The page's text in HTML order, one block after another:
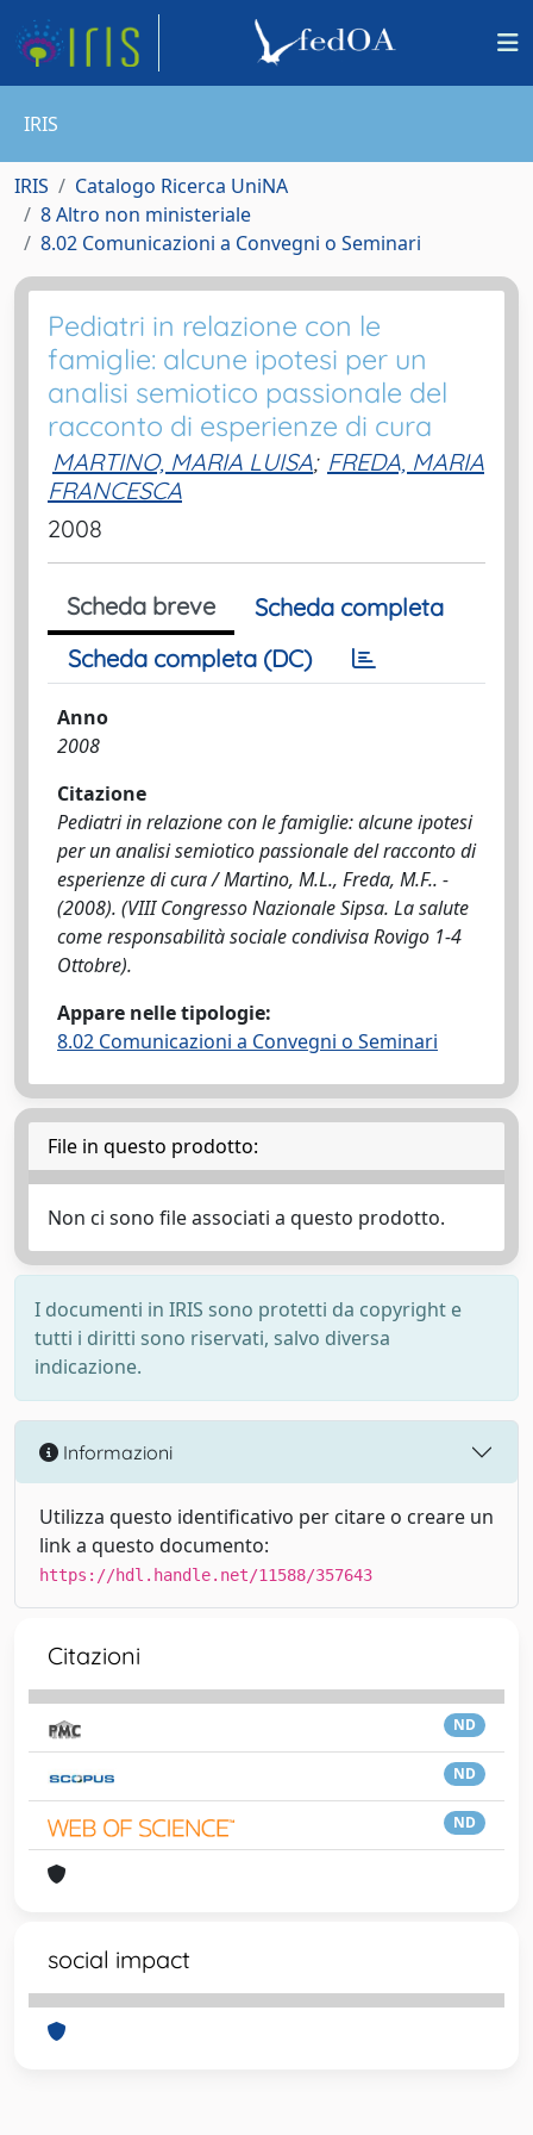
IRIS
IRIS
Catalogo Ricerca UniNA
8 Altro non ministeriale
8.02 Comunicazioni a Convegni o Seminari
Pediatri in relazione con le
famiglie: alcune ipotesi per un
analisi semiotico passionale del
racconto di esperienze di cura
MARTINO, MARIA LUISA; FREDA, MARIA
FRANCESCA
2008
Scheda breve
Scheda completa
Scheda completa (DC)
Anno
2008
Citazione
Pediatri in relazione con le famiglie: alcune ipotesi
per un analisi semiotico passionale del racconto di
esperienze di cura / Martino, M.L., Freda, M.F.. -
(2008). (VIII Congresso Nazionale Sipsa. La salute
come responsabilità sociale condivisa Rovigo 1-4
Ottobre).
Appare nelle tipologie:
8.02 Comunicazioni a Convegni o Seminari
File in questo prodotto:
Non ci sono file associati a questo prodotto.
I documenti in IRIS sono protetti da copyright e
tutti i diritti sono riservati, salvo diversa
indicazione.
Informazioni
Utilizza questo identificativo per citare o creare un
link a questo documento:
https://hdl.handle.net/11588/357643
Citazioni
ND
ND
ND
social impact